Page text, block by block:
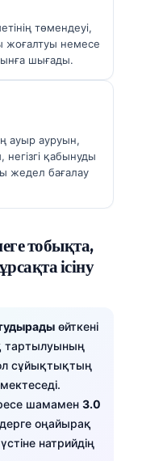
төмендеуі,
жоғалтуы немесе
шығады.
ауыр ауруын,
қабынуды
жедел бағалау
тобықта,
ісіну
тудырады өйткені
тартылуының
сұйықтықтың
шамамен 3.0
оңайырақ
натрийдің